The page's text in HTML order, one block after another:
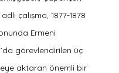
çalışma, 1877-1878
Ermeni
görevlendirilen üç
aktaran önemli bir